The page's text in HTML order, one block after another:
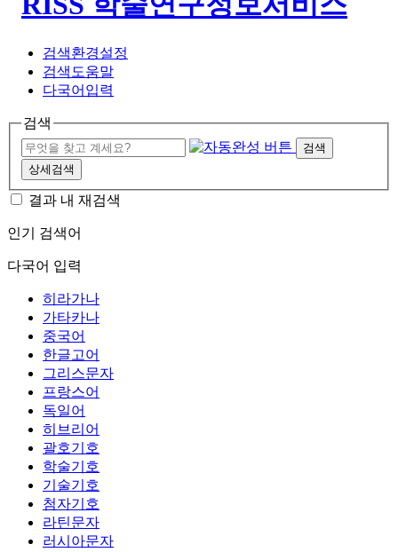
검색환경설정
검색도움말
다국어입력
검색
검색
상세검색
결과 내 재검색
인기 검색어
다국어 입력
히라가나
가타카나
중국어
한글고어
그리스문자
프랑스어
독일어
히브리어
괄호기호
학술기호
기술기호
첨자기호
라틴문자
러시아문자